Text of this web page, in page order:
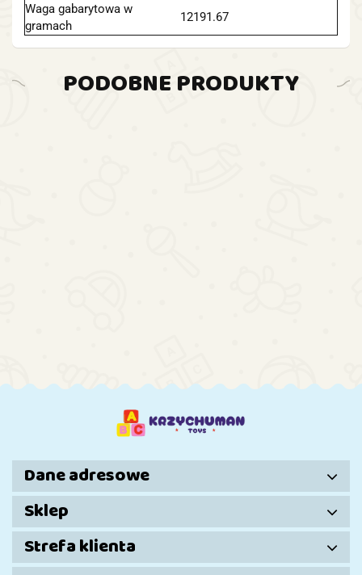
Waga gabarytowa w
gramach
12191.67
PODOBNE PRODUKTY
Dane adresowe
Sklep
Strefa klienta